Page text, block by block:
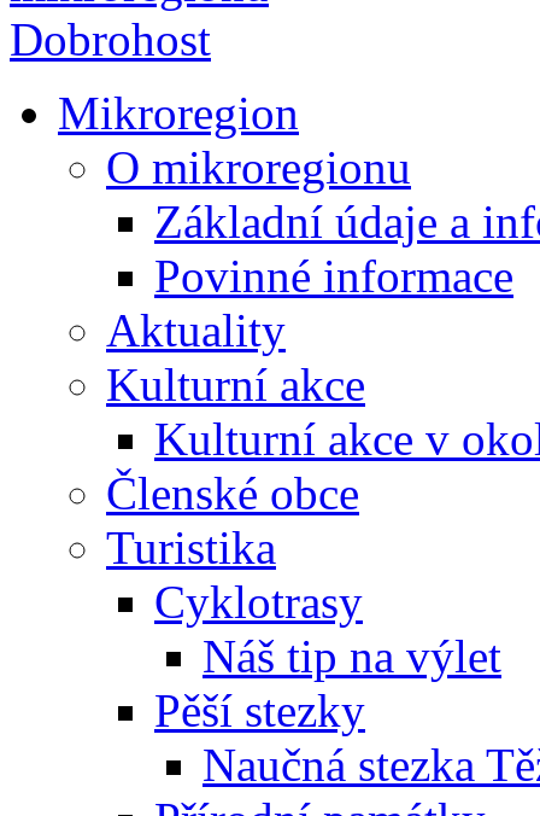
Mikroregion
O mikroregionu
Základní údaje a
Povinné informace
Aktuality
Kulturní akce
Kulturní akce v
Členské obce
Turistika
Cyklotrasy
Náš tip na výlet
Pěší stezky
Naučná stezka